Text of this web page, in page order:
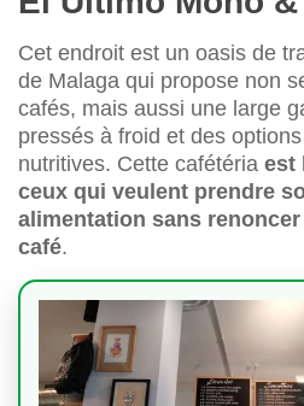
Cet endroit est un oasis de
de Malaga qui propose non
cafés, mais aussi une large
pressés à froid et des
nutritives. Cette cafétéria est
ceux qui veulent prendre
alimentation sans
café.